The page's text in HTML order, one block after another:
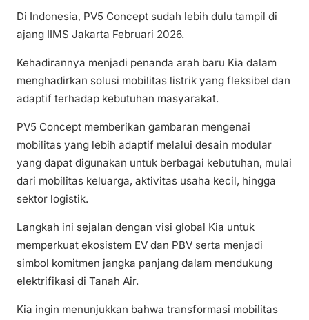
Di Indonesia, PV5 Concept sudah lebih dulu tampil di
ajang IIMS Jakarta Februari 2026.
Kehadirannya menjadi penanda arah baru Kia dalam
menghadirkan solusi mobilitas listrik yang fleksibel dan
adaptif terhadap kebutuhan masyarakat.
PV5 Concept memberikan gambaran mengenai
mobilitas yang lebih adaptif melalui desain modular
yang dapat digunakan untuk berbagai kebutuhan, mulai
dari mobilitas keluarga, aktivitas usaha kecil, hingga
sektor logistik.
Langkah ini sejalan dengan visi global Kia untuk
memperkuat ekosistem EV dan PBV serta menjadi
simbol komitmen jangka panjang dalam mendukung
elektrifikasi di Tanah Air.
Kia ingin menunjukkan bahwa transformasi mobilitas